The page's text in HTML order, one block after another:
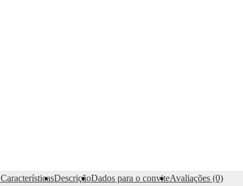
CaracterísticasDescriçãoDados para o conviteAvaliações (0)